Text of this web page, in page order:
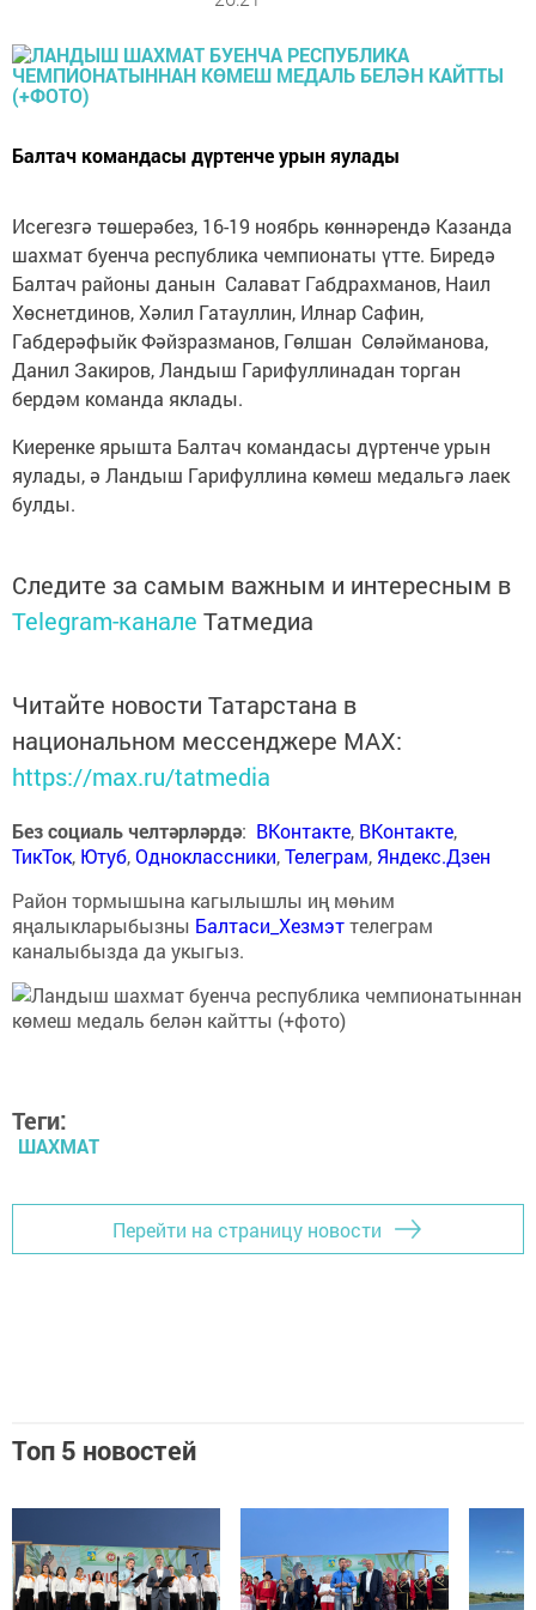
Балтач командасы дүртенче урын яулады
Исегезгә төшерәбез, 16-19 ноябрь көннәрендә Казанда
шахмат буенча республика чемпионаты үтте. Биредә
Балтач районы данын Салават Габдрахманов, Наил
Хөснетдинов, Хәлил Гатауллин, Илнар Сафин,
Габдерәфыйк Фәйзразманов, Гөлшан Сөләйманова,
Данил Закиров, Ландыш Гарифуллинадан торган
бердәм команда яклады.
Киеренке ярышта Балтач командасы дүртенче урын
яулады, ә Ландыш Гарифуллина көмеш медальгә лаек
булды.
Следите за самым важным и интересным в
Telegram-канале Татмедиа
Читайте новости Татарстана в
национальном мессенджере MАХ:
https://max.ru/tatmedia
Без социаль челтәрләрдә: ВКонтакте, ВКонтакте,
ТикТок, Ютуб,Одноклассники,Телеграм, Яндекс.Дзен
Район тормышына кагылышлы иң мөһим
яңалыкларыбызны Балтаси_Хезмэттелеграм
каналыбызда да укыгыз.
Теги:
ШАХМАТ
Перейти на страницу новости
Топ 5 новостей